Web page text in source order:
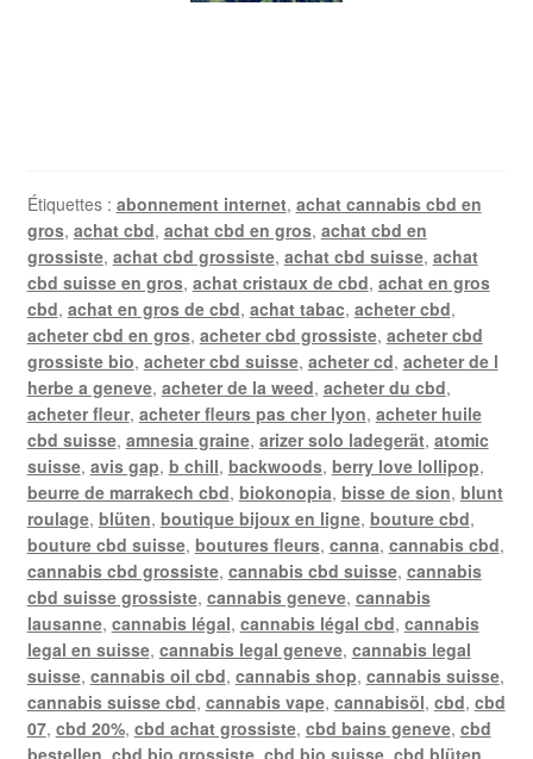
Étiquettes : abonnement internet, achat cannabis cbd en
gros, achat cbd, achat cbd en gros, achat cbd en
grossiste, achat cbd grossiste, achat cbd suisse, achat
cbd suisse en gros, achat cristaux de cbd, achat en gros
cbd, achat en gros de cbd, achat tabac, acheter cbd,
acheter cbd en gros, acheter cbd grossiste, acheter cbd
grossiste bio, acheter cbd suisse, acheter cd, acheter de l
herbe a geneve, acheter de la weed, acheter du cbd,
acheter fleur, acheter fleurs pas cher lyon, acheter huile
cbd suisse, amnesia graine, arizer solo ladegerät, atomic
suisse, avis gap, b chill, backwoods, berry love lollipop,
beurre de marrakech cbd, biokonopia, bisse de sion, blunt
roulage, blüten, boutique bijoux en ligne, bouture cbd,
bouture cbd suisse, boutures fleurs, canna, cannabis cbd,
cannabis cbd grossiste, cannabis cbd suisse, cannabis
cbd suisse grossiste, cannabis geneve, cannabis
lausanne, cannabis légal, cannabis légal cbd, cannabis
legal en suisse, cannabis legal geneve, cannabis legal
suisse, cannabis oil cbd, cannabis shop, cannabis suisse,
cannabis suisse cbd, cannabis vape, cannabisöl, cbd, cbd
07, cbd 20%, cbd achat grossiste, cbd bains geneve, cbd